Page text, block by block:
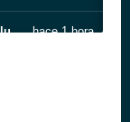
Emision en Directo Loca Urban Sanlucar hace 1 hora